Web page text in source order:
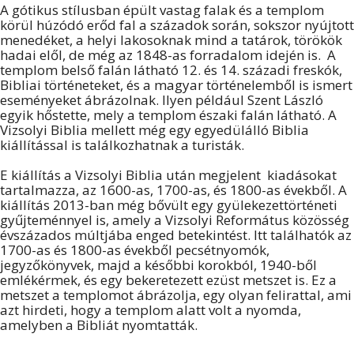
A gótikus stílusban épült vastag falak és a templom
körül húzódó erőd fal a századok során, sokszor nyújtott
menedéket, a helyi lakosoknak mind a tatárok, törökök
hadai elől, de még az 1848-as forradalom idején is. A
templom belső falán látható 12. és 14. századi freskók,
Bibliai történeteket, és a magyar történelemből is ismert
eseményeket ábrázolnak. Ilyen például Szent László
egyik hőstette, mely a templom északi falán látható. A
Vizsolyi Biblia mellett még egy egyedülálló Biblia
kiállítással is találkozhatnak a turisták.
E kiállítás a Vizsolyi Biblia után megjelent kiadásokat
tartalmazza, az 1600-as, 1700-as, és 1800-as évekből. A
kiállítás 2013-ban még bővült egy gyülekezettörténeti
gyűjteménnyel is, amely a Vizsolyi Református közösség
évszázados múltjába enged betekintést. Itt találhatók az
1700-as és 1800-as évekből pecsétnyomók,
jegyzőkönyvek, majd a későbbi korokból, 1940-ből
emlékérmek, és egy bekeretezett ezüst metszet is. Ez a
metszet a templomot ábrázolja, egy olyan felirattal, ami
azt hirdeti, hogy a templom alatt volt a nyomda,
amelyben a Bibliát nyomtatták.